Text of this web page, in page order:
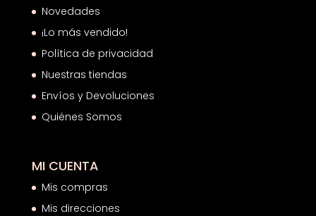
Novedades
¡Lo más vendido!
Política de privacidad
Nuestras tiendas
Envíos y Devoluciones
Quiénes Somos
MI CUENTA
Mis compras
Mis direcciones